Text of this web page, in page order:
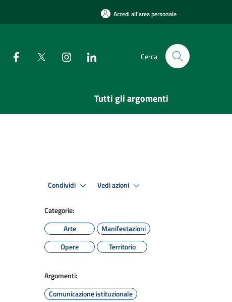
Accedi all'area personale
Cerca
Tutti gli argomenti
Condividi Vedi azioni
Categorie:
Arte
Manifestazioni
Opere
Territorio
Argomenti:
Comunicazione istituzionale